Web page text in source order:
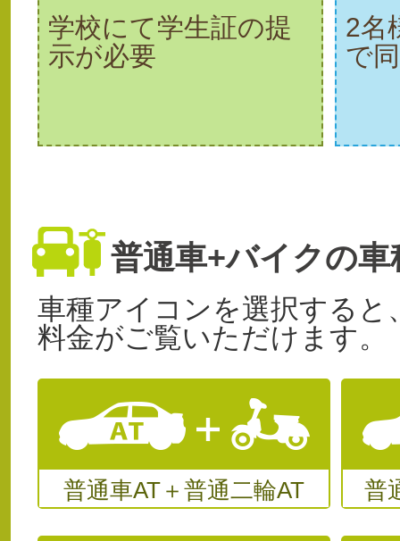
学校にて学生証の提
示が必要
2名
で
普通車+バイクの車
車種アイコンを選択すると
料金がご覧いただけます。
普通車AT＋普通二輪AT 普